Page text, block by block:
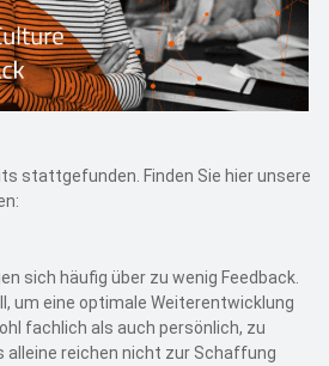
stattgefunden. Finden Sie hier unsere
sich häufig über zu wenig Feedback.
um eine optimale Weiterentwicklung
fachlich als auch persönlich, zu
alleine reichen nicht zur Schaffung